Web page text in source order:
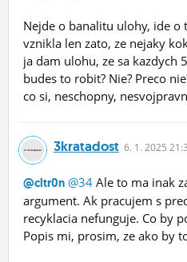
Nejde o banalitu ulohy, ide o
vznikla len zato, ze nejaky
ja dam ulohu, ze sa kazdych
budes to robit? Nie? Preco
co si, neschopny,
3kratadost 6. 1. 2025
@cltr0n @34 Ale to ma inak
argument. Ak pracujem s
recyklacia nefunguje. Co by
Popis mi, prosim, ze ako by